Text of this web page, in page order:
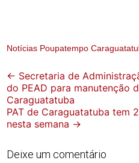
Notícias Poupatempo
Post
navigation
← Secretaria de
do PEAD para manutenção
Caraguatatuba
PAT de Caraguatatuba tem
nesta semana →
Deixe um comentário